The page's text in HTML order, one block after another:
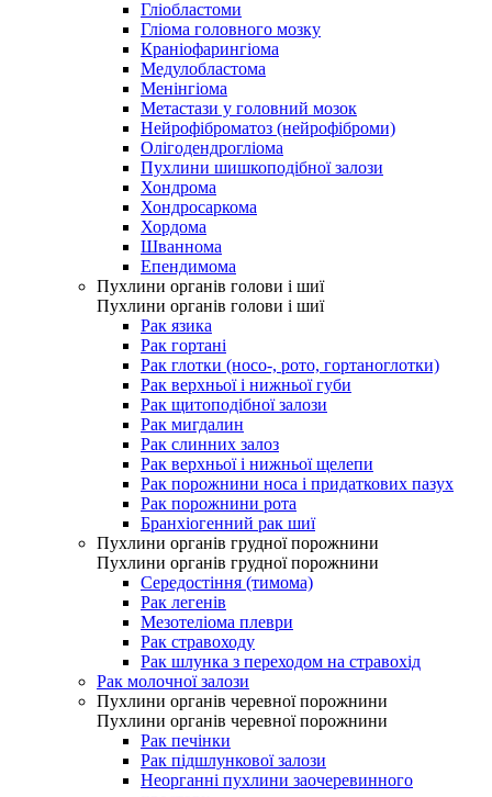
Гліобластоми
Гліома головного мозку
Краніофарингіома
Медулобластома
Менінгіома
Метастази у головний мозок
Нейрофіброматоз (нейрофіброми)
Олігодендрогліома
Пухлини шишкоподібної залози
Хондрома
Хондросаркома
Хордома
Шваннома
Епендимома
Пухлини органів голови і шиї
Пухлини органів голови і шиї
Рак язика
Рак гортані
Рак глотки (носо-, рото, гортаноглотки)
Рак верхньої і нижньої губи
Рак щитоподібної залози
Рак мигдалин
Рак слинних залоз
Рак верхньої і нижньої щелепи
Рак порожнини носа і придаткових пазух
Рак порожнини рота
Бранхіогенний рак шиї
Пухлини органів грудної порожнини
Пухлини органів грудної порожнини
Середостіння (тимома)
Рак легенів
Мезотеліома плеври
Рак стравоходу
Рак шлунка з переходом на стравохід
Рак молочної залози
Пухлини органів черевної порожнини
Пухлини органів черевної порожнини
Рак печінки
Рак підшлункової залози
Неорганні пухлини заочеревинного